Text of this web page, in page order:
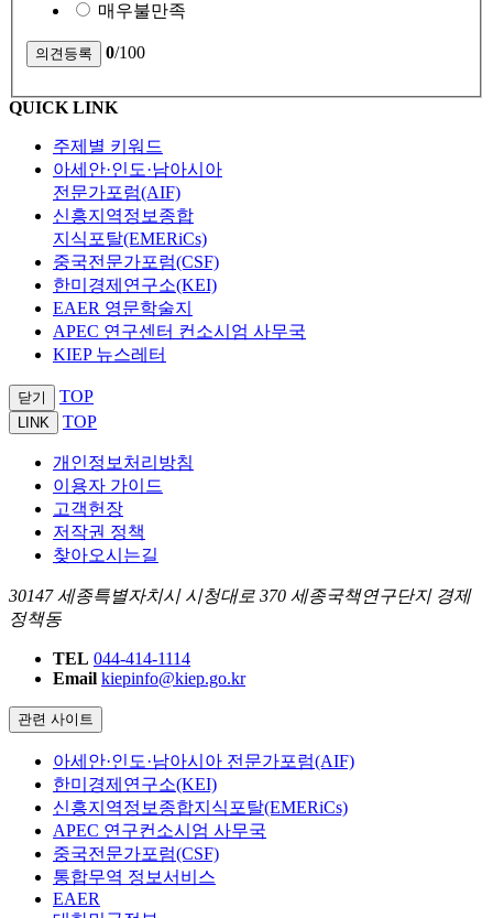
매우불만족
0/100
QUICK LINK
주제별 키워드
아세안·인도·남아시아
전문가포럼(AIF)
신흥지역정보종합
지식포탈(EMERiCs)
중국전문가포럼(CSF)
한미경제연구소(KEI)
EAER 영문학술지
APEC 연구센터 컨소시엄 사무국
KIEP 뉴스레터
닫기 TOP
LINK TOP
개인정보처리방침
이용자 가이드
고객헌장
저작권 정책
찾아오시는길
30147 세종특별자치시 시청대로 370 세종국책연구단지 경제
정책동
TEL 044-414-1114
Email kiepinfo@kiep.go.kr
관련 사이트
아세안·인도·남아시아 전문가포럼(AIF)
한미경제연구소(KEI)
신흥지역정보종합지식포탈(EMERiCs)
APEC 연구컨소시엄 사무국
중국전문가포럼(CSF)
통합무역 정보서비스
EAER